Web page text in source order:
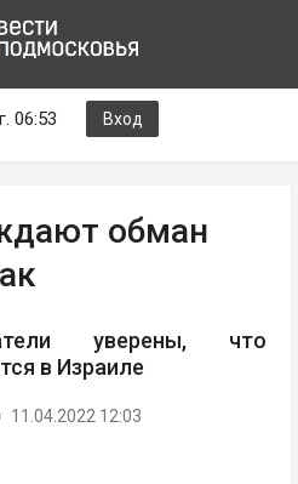
06:53 Вход
обман
уверены, что
в Израиле
11.04.2022 12:03